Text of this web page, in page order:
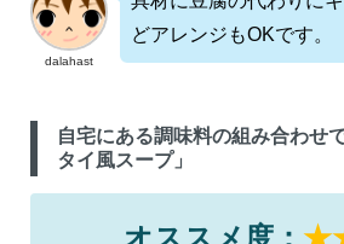
dalahast
どアレンジもOKです。
自宅にある調味料の組み合わせ
タイ風スープ」